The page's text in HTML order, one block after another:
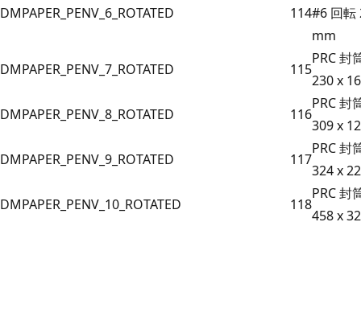
DMPAPER_PENV_6_ROTATED 114#6 回転
mm
DMPAPER_PENV_7_ROTATED
115
PRC 封
230 x
DMPAPER_PENV_8_ROTATED
116
PRC 封
309 x
DMPAPER_PENV_9_ROTATED
117
PRC 封
324 x
DMPAPER_PENV_10_ROTATED
118
PRC 封
458 x